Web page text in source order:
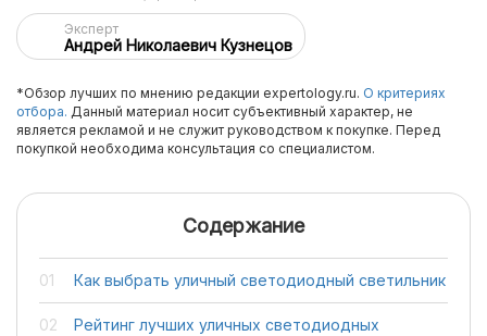
Эксперт
Андрей Николаевич Кузнецов
*Обзор лучших по мнению редакции expertology.ru. О критериях
отбора. Данный материал носит субъективный характер, не
является рекламой и не служит руководством к покупке. Перед
покупкой необходима консультация со специалистом.
Содержание
Как выбрать уличный светодиодный светильник
Рейтинг лучших уличных светодиодных